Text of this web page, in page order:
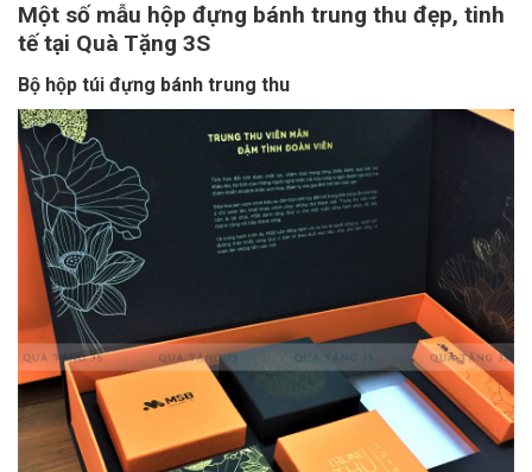
Một số mẫu hộp đựng bánh trung thu đẹp, tinh
tế tại Quà Tặng 3S
Bộ hộp túi đựng bánh trung thu